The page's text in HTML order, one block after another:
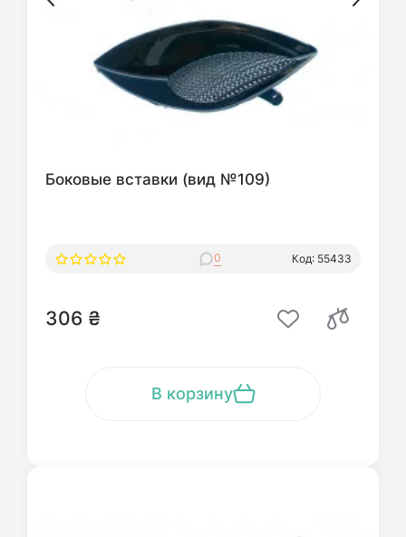
Боковые вставки (вид №109)
0 Код: 55433
306 ₴
В корзину